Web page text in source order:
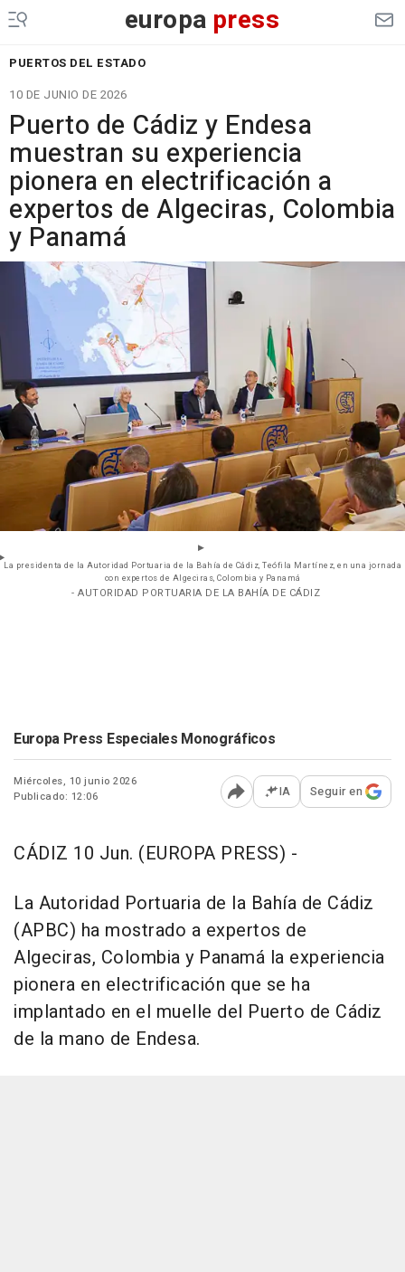
europa press
PUERTOS DEL ESTADO
10 DE JUNIO DE 2026
Puerto de Cádiz y Endesa
muestran su experiencia
pionera en electrificación a
expertos de Algeciras, Colombia
y Panamá
La presidenta de la Autoridad Portuaria de la Bahía de Cádiz, Teófila Martínez, en una jornada
con expertos de Algeciras, Colombia y Panamá
- AUTORIDAD PORTUARIA DE LA BAHÍA DE CÁDIZ
Europa Press Especiales Monográficos
Miércoles, 10 junio 2026
Publicado: 12:06
Abrir opciones para
IA Seguir en
CÁDIZ 10 Jun. (EUROPA PRESS) -
La Autoridad Portuaria de la Bahía de Cádiz
(APBC) ha mostrado a expertos de
Algeciras, Colombia y Panamá la experiencia
pionera en electrificación que se ha
implantado en el muelle del Puerto de Cádiz
de la mano de Endesa.